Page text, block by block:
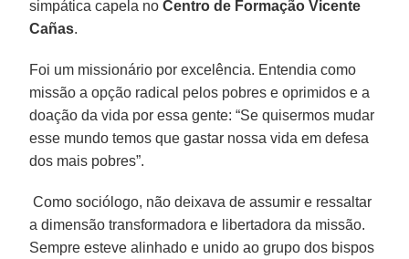
simpática capela no Centro de Formação Vicente
Cañas.
Foi um missionário por excelência. Entendia como
missão a opção radical pelos pobres e oprimidos e a
doação da vida por essa gente: “Se quisermos mudar
esse mundo temos que gastar nossa vida em defesa
dos mais pobres”.
Como sociólogo, não deixava de assumir e ressaltar
a dimensão transformadora e libertadora da missão.
Sempre esteve alinhado e unido ao grupo dos bispos